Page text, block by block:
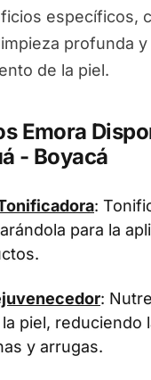
específicos,
profunda y
de la piel.
Emora
- Boyacá
:
para la
:
piel, reduciendo
y arrugas.